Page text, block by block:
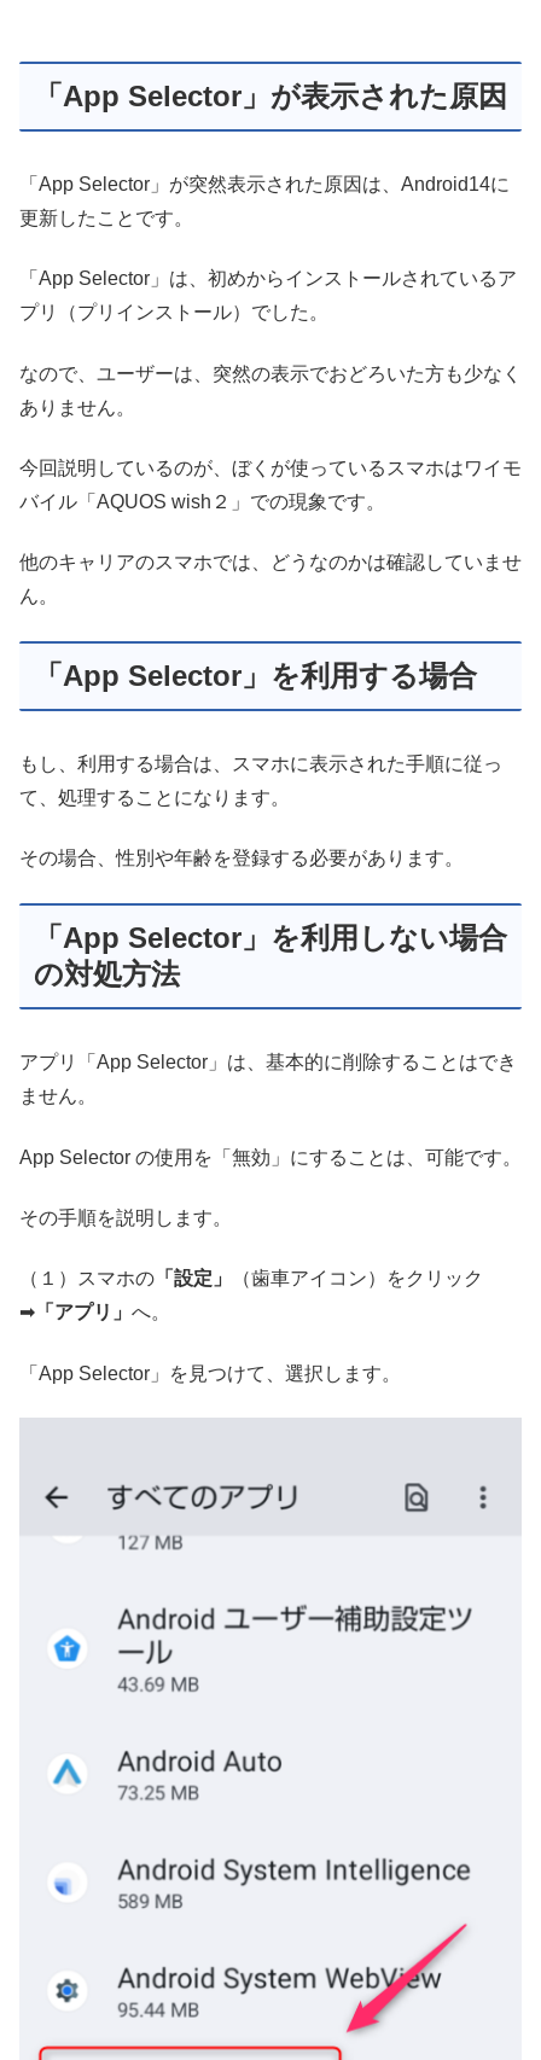
「App Selector」が表示された原因
「App Selector」が突然表示された原因は、Android14に
更新したことです。
「App Selector」は、初めからインストールされているア
プリ（プリインストール）でした。
なので、ユーザーは、突然の表示でおどろいた方も少なく
ありません。
今回説明しているのが、ぼくが使っているスマホはワイモ
バイル「AQUOS wish２」での現象です。
他のキャリアのスマホでは、どうなのかは確認していませ
ん。
「App Selector」を利用する場合
もし、利用する場合は、スマホに表示された手順に従っ
て、処理することになります。
その場合、性別や年齢を登録する必要があります。
「App Selector」を利用しない場合
の対処方法
アプリ「App Selector」は、基本的に削除することはでき
ません。
App Selector の使用を「無効」にすることは、可能です。
その手順を説明します。
（１）スマホの 「設定」
（歯車アイコン）をクリック
➡ 「アプリ」 へ。
「App Selector」を見つけて、選択します。